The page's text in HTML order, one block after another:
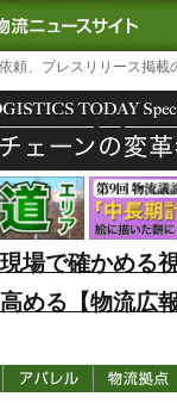
TODAY｜国内最大
頼、プレスリリース掲載
場で確かめる
める【物流広